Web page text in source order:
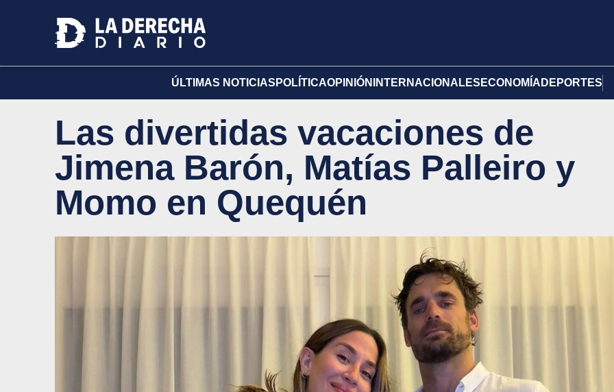
ÚLTIMAS NOTICIAS POLÍTICAOPINIÓN INTERNACIONALES ECONOMÍA DEPORTES
Las divertidas vacaciones de
Jimena Barón, Matías Palleiro y
Momo en Quequén